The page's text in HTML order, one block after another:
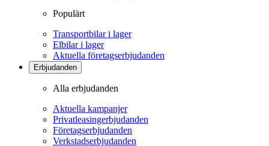
Populärt
Transportbilar i lager
Elbilar i lager
Aktuella företagserbjudanden
Erbjudanden
Alla erbjudanden
Aktuella kampanjer
Privatleasingerbjudanden
Företagserbjudanden
Verkstadserbjudanden